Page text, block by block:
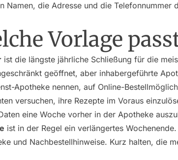
Namen, die Adresse und die Telefonnummer
Vorlage
ist die längste jährliche Schließung für die
geöffnet, aber inhabergeführte
Apotheke nennen, auf Online-
versuchen, ihre Rezepte im Voraus
eine Woche vorher in der Apotheke
ist in der Regel ein verlängertes
und Nachbestellhinweise. Kurz halten, die